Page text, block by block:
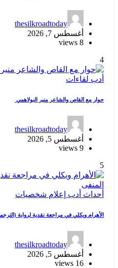
thesilkroadtoday
أغسطس 7, 2026
8 views
4
أدب لقاءات
حوار مع القاص والشاعر منير البولاهمي
thesilkroadtoday
أغسطس 5, 2026
9 views
5
أحداث أدب إعلام شخصيات
الأهرام ويكلي في مراجعة نقدية لرواية
thesilkroadtoday
أغسطس 5, 2026
16 views